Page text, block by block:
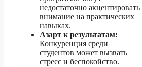
недостаточно акцентировать
внимание на практических
навыках.
Азарт к результатам:
Конкуренция среди
студентов может вызвать
стресс и беспокойство.